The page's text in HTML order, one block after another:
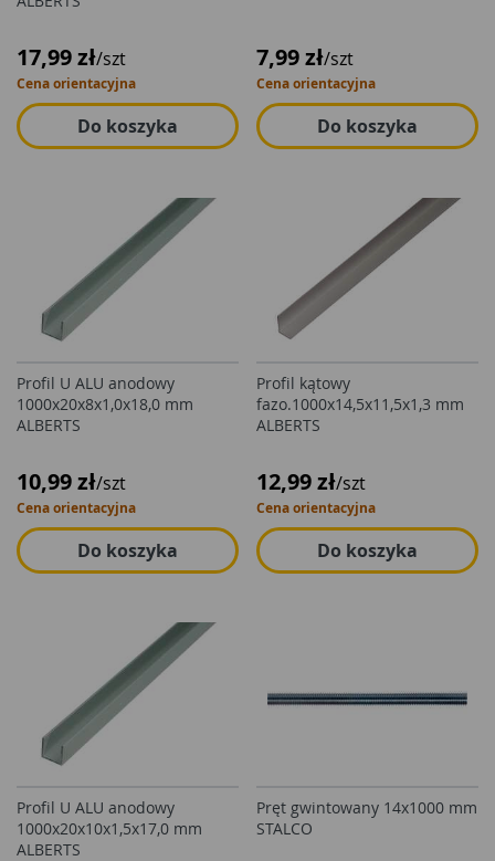
17,99 zł/szt
Cena orientacyjna
Do koszyka
7,99 zł/szt
Cena orientacyjna
Do koszyka
Profil U ALU anodowy
1000x20x8x1,0x18,0 mm
ALBERTS
10,99 zł/szt
Cena orientacyjna
Do koszyka
Profil kątowy
fazo.1000x14,5x11,5x1,3 mm
ALBERTS
12,99 zł/szt
Cena orientacyjna
Do koszyka
Profil U ALU anodowy
1000x20x10x1,5x17,0 mm
ALBERTS
Pręt gwintowany 14x1000 mm
STALCO